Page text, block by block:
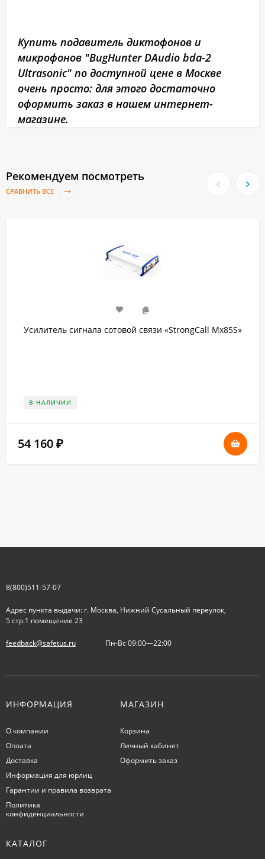
Купить подавитель диктофонов и
микрофонов "BugHunter DAudio bda-2
Ultrasonic" по доступной цене в Москве
очень просто: для этого достаточно
оформить заказ в нашем интернет-
магазине.
Рекомендуем посмотреть
СРАВНИТЬ ВСЕ
Усилитель сигнала сотовой связи «StrongCall Мх85S»
В НАЛИЧИИ
54 160 ₽
8(800)511-57-07
Адрес пункта выдачи: г. Москва, Нижний Сусальный переулок,
5 стр.1 помещение 23
feedback@safetus.ru Пн-Вс 09:00—22:00
ИНФОРМАЦИЯ
О компании
Оплата
Доставка
Информация для юрлиц
Гарантии и правила возврата
Политика
конфиденциальности
МАГАЗИН
Корзина
Личный кабинет
Оформить заказ
КАТАЛОГ